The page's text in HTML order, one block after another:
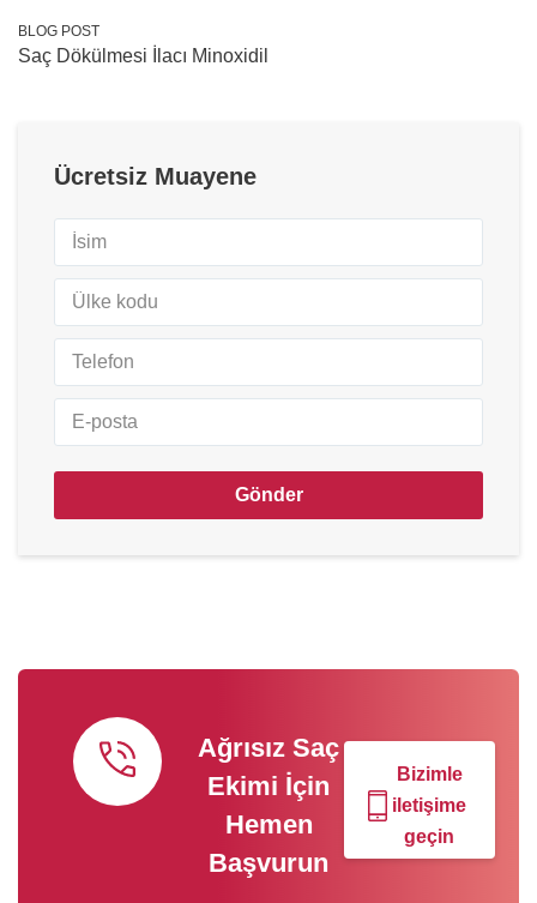
BLOG POST
Saç Dökülmesi İlacı Minoxidil
Ücretsiz Muayene
Gönder
Ağrısız Saç
Ekimi İçin
Hemen
Başvurun
Bizimle
iletişime
geçin